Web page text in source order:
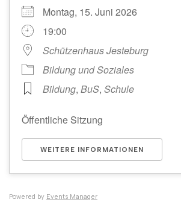
Montag, 15. Juni 2026
19:00
Schützenhaus Jesteburg
Bildung und Soziales
Bildung, BuS, Schule
Öffentliche Sitzung
WEITERE INFORMATIONEN
Powered by Events Manager